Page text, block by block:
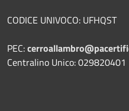
CODICE UNIVOCO: UFHQST
PEC:
Centralino Unico: 029820401